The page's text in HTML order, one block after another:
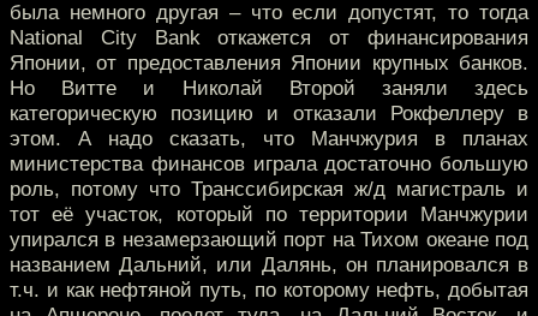
была немного другая – что если допустят, то тогда
National City Bank откажется от финансирования
Японии, от предоставления Японии крупных банков.
Но Витте и Николай Второй заняли здесь
категорическую позицию и отказали Рокфеллеру в
этом. А надо сказать, что Манчжурия в планах
министерства финансов играла достаточно большую
роль, потому что Транссибирская ж/д магистраль и
тот её участок, который по территории Манчжурии
упирался в незамерзающий порт на Тихом океане под
названием Дальний, или Далянь, он планировался в
т.ч. и как нефтяной путь, по которому нефть, добытая